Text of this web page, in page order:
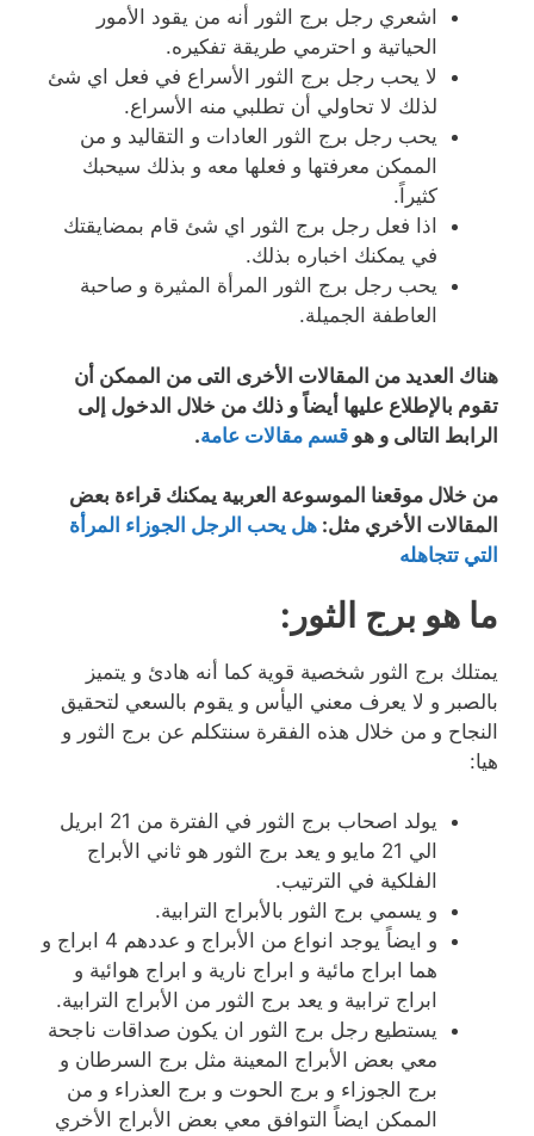
اشعري رجل برج الثور أنه من يقود الأمور
الحياتية و احترمي طريقة تفكيره.
لا يحب رجل برج الثور الأسراع في فعل اي شئ
لذلك لا تحاولي أن تطلبي منه الأسراع.
يحب رجل برج الثور العادات و التقاليد و من
الممكن معرفتها و فعلها معه و بذلك سيحبك
كثيراً.
اذا فعل رجل برج الثور اي شئ قام بمضايقتك
في يمكنك اخباره بذلك.
يحب رجل برج الثور المرأة المثيرة و صاحبة
العاطفة الجميلة.
هناك العديد من المقالات الأخرى التى من الممكن أن
تقوم بالإطلاع عليها أيضاً و ذلك من خلال الدخول إلى
الرابط التالى و هو قسم مقالات عامة.
من خلال موقعنا الموسوعة العربية يمكنك قراءة بعض
المقالات الأخري مثل: هل يحب الرجل الجوزاء المرأة
التي تتجاهله
ما هو برج الثور:
يمتلك برج الثور شخصية قوية كما أنه هادئ و يتميز
بالصبر و لا يعرف معني اليأس و يقوم بالسعي لتحقيق
النجاح و من خلال هذه الفقرة سنتكلم عن برج الثور و
هيا:
يولد اصحاب برج الثور في الفترة من 21 ابريل
الي 21 مايو و يعد برج الثور هو ثاني الأبراج
الفلكية في الترتيب.
و يسمي برج الثور بالأبراج الترابية.
و ايضاً يوجد انواع من الأبراج و عددهم 4 ابراج و
هما ابراج مائية و ابراج نارية و ابراج هوائية و
ابراج ترابية و يعد برج الثور من الأبراج الترابية.
يستطيع رجل برج الثور ان يكون صداقات ناجحة
معي بعض الأبراج المعينة مثل برج السرطان و
برج الجوزاء و برج الحوت و برج العذراء و من
الممكن ايضاً التوافق معي بعض الأبراج الأخري